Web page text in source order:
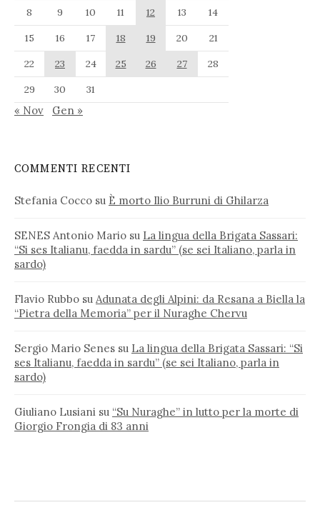
8
9 10 11 12 13
14
15
16 17 18 19 20
21
22
23 24 25 26 27
28
29
30 31
« Nov Gen »
COMMENTI RECENTI
Stefania Cocco su È morto Ilio Burruni di Ghilarza
SENES Antonio Mario su La lingua della Brigata Sassari:
“Si ses Italianu, faedda in sardu” (se sei Italiano, parla in
sardo)
Flavio Rubbo su Adunata degli Alpini: da Resana a Biella la
“Pietra della Memoria” per il Nuraghe Chervu
Sergio Mario Senes su La lingua della Brigata Sassari: “Si
ses Italianu, faedda in sardu” (se sei Italiano, parla in
sardo)
Giuliano Lusiani su “Su Nuraghe” in lutto per la morte di
Giorgio Frongia di 83 anni